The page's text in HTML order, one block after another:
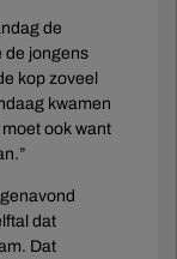
de
de jongens
kop zoveel
kwamen
ook want
dat
Dat